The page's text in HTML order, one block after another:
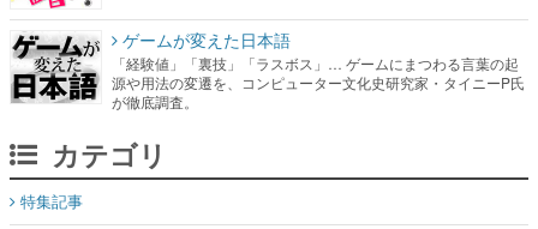
ゲームが変えた日本語
「経験値」「裏技」「ラスボス」… ゲームにまつわる言葉の起
源や用法の変遷を、コンピューター文化史研究家・タイニーP氏
が徹底調査。
カテゴリ
特集記事